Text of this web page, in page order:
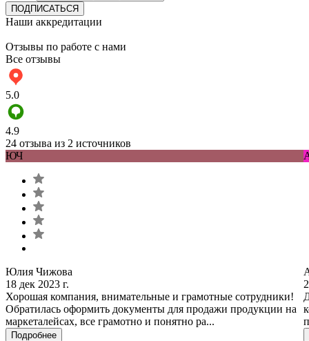
Наши аккредитации
Отзывы по работе с нами
Все отзывы
5.0
4.9
24 отзыва из 2 источников
ЮЧ
Юлия Чижова
18 дек 2023 г.
Хорошая компания, внимательные и грамотные сотрудники!
Обратилась оформить документы для продажи продукции на
маркеталейсах, все грамотно и понятно ра...
Подробнее